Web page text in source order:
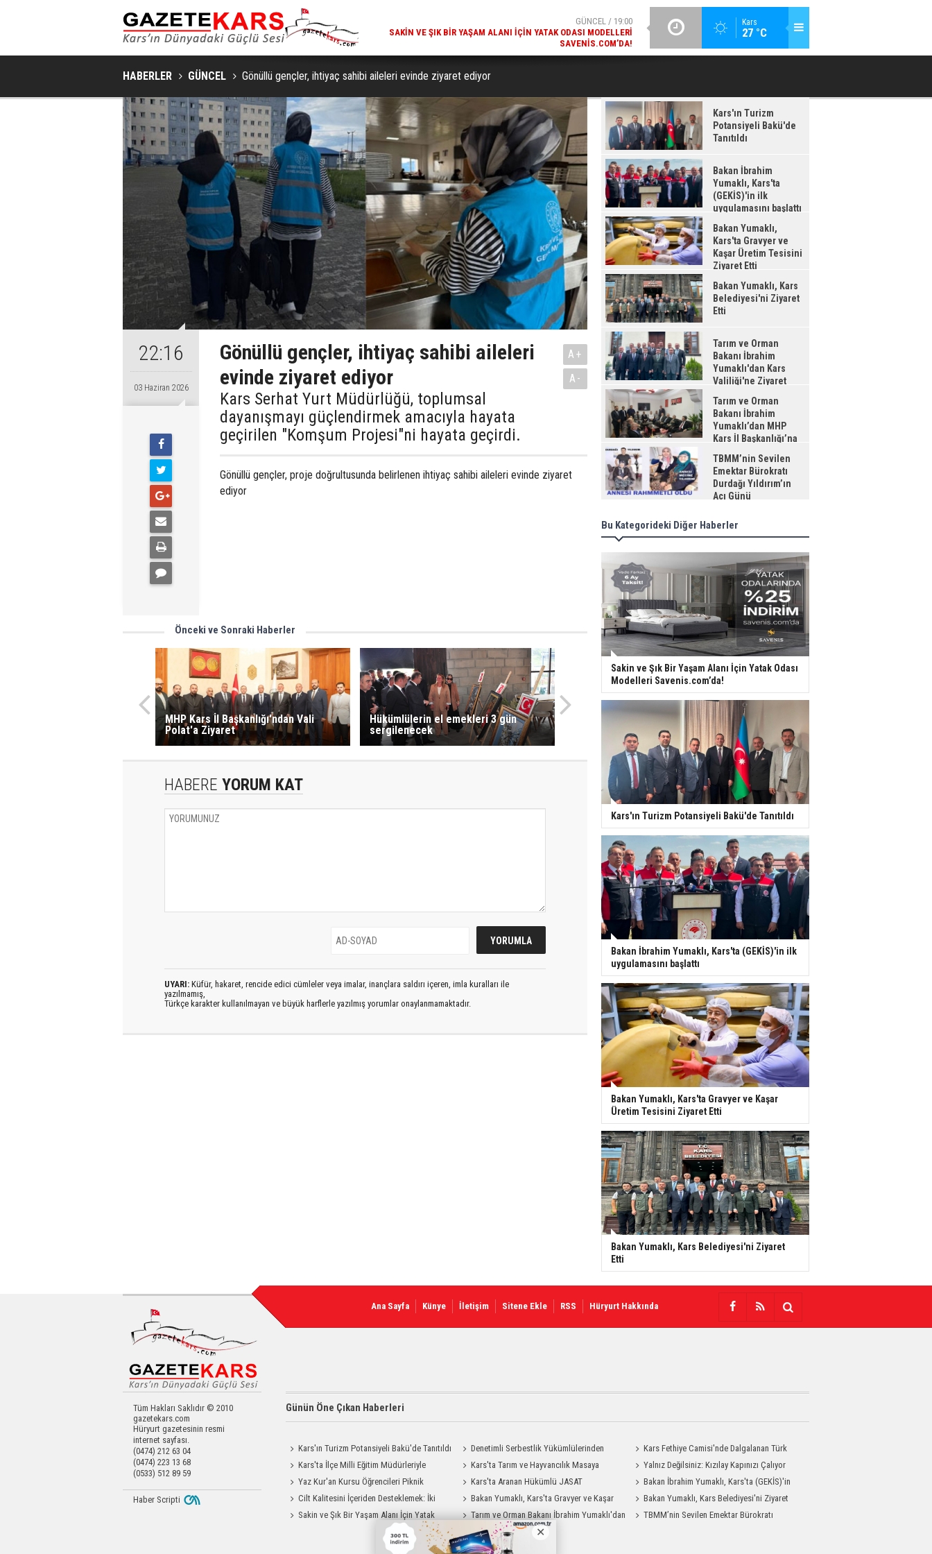
Kars
27 °C
GÜNCEL / 18:38
KARS'IN TURIZM POTANSIYELI BAKÜ'DE TANITILDI
BAKAN İBRAHIM YUMAKLI, KARS'TA (GEKİS)'IN ILK
HABERLER GÜNCEL Gönüllü gençler, ihtiyaç sahibi aileleri evinde ziyaret ediyor
22:16
03 Haziran 2026
Gönüllü gençler, ihtiyaç sahibi aileleri
evinde ziyaret ediyor
Kars Serhat Yurt Müdürlüğü, toplumsal
dayanışmayı güçlendirmek amacıyla hayata
geçirilen "Komşum Projesi"ni hayata geçirdi.
A+
A-
Gönüllü gençler, proje doğrultusunda belirlenen ihtiyaç sahibi aileleri evinde ziyaret
ediyor
Önceki ve Sonraki Haberler
MHP Kars İl Başkanlığı'ndan Vali
Polat'a Ziyaret
Hükümlülerin el emekleri 3 gün
sergilenecek
HABERE YORUM KAT
UYARI: Küfür, hakaret, rencide edici cümleler veya imalar, inançlara saldırı içeren, imla kuralları ile
yazılmamış,
Türkçe karakter kullanılmayan ve büyük harflerle yazılmış yorumlar onaylanmamaktadır.
Kars'ın Turizm
Potansiyeli Bakü'de
Tanıtıldı
Bakan İbrahim
Yumaklı, Kars'ta
(GEKİS)'in ilk
uygulamasını başlattı
Bakan Yumaklı,
Kars'ta Gravyer ve
Kaşar Üretim Tesisini
Ziyaret Etti
Bakan Yumaklı, Kars
Belediyesi'ni Ziyaret
Etti
Tarım ve Orman
Bakanı İbrahim
Yumaklı'dan Kars
Valiliği'ne Ziyaret
Tarım ve Orman
Bakanı İbrahim
Yumaklı’dan MHP
Kars İl Başkanlığı’na
Ziyaret
TBMM’nin Sevilen
Emektar Bürokratı
Durdağı Yıldırım’ın
Acı Günü
Bu Kategorideki Diğer Haberler
Sakin ve Şık Bir Yaşam Alanı İçin Yatak Odası
Modelleri Savenis.com’da!
Kars'ın Turizm Potansiyeli Bakü'de Tanıtıldı
Bakan İbrahim Yumaklı, Kars'ta (GEKİS)'in ilk
uygulamasını başlattı
Bakan Yumaklı, Kars'ta Gravyer ve Kaşar
Üretim Tesisini Ziyaret Etti
Bakan Yumaklı, Kars Belediyesi'ni Ziyaret
Etti
Ana Sayfa Künye İletişim Sitene Ekle RSS Hüryurt Hakkında
Tüm Hakları Saklıdır © 2010
gazetekars.com
Hüryurt gazetesinin resmi
internet sayfası.
(0474) 212 63 04
(0474) 223 13 68
(0533) 512 89 59
Günün Öne Çıkan Haberleri
Kars'ın Turizm Potansiyeli Bakü'de Tanıtıldı
Denetimli Serbestlik Yükümlülerinden
Okula Temizlik Desteği
Kars Fethiye Camisi'nde Dalgalanan Türk
Bayrağı Görenlerin Beğenisini Topladı
Kars'ta İlçe Milli Eğitim Müdürleriyle
Değerlendirme Toplantısı
Kars'ta Tarım ve Hayvancılık Masaya
Yatırıldı
Yalnız Değilsiniz: Kızılay Kapınızı Çalıyor
Yaz Kur'an Kursu Öğrencileri Piknik
Coşkusu Yaşadı
Kars'ta Aranan Hükümlü JASAT
Operasyonuyla Yakalandı
Bakan İbrahim Yumaklı, Kars'ta (GEKİS)'in
ilk uygulamasını başlattı
Cilt Kalitesini İçeriden Desteklemek: İki
Enjeksiyon Uygulamasının Karşılaştırması
Bakan Yumaklı, Kars'ta Gravyer ve Kaşar
Üretim Tesisini Ziyaret Etti
Bakan Yumaklı, Kars Belediyesi'ni Ziyaret
Etti
Sakin ve Şık Bir Yaşam Alanı İçin Yatak
Odası Modelleri Savenis.com’da!
Tarım ve Orman Bakanı İbrahim Yumaklı'dan
Kars Valiliği'ne Ziyaret
TBMM’nin Sevilen Emektar Bürokratı
Haber Scripti